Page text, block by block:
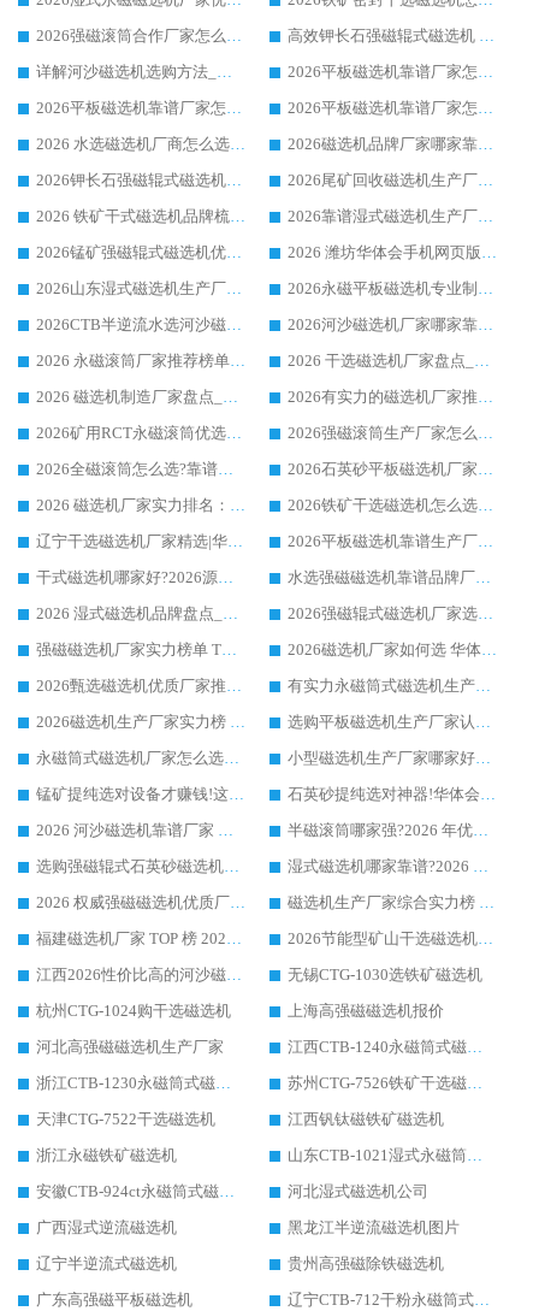
2026强磁滚筒合作厂家怎么选-华体会手机网页版-华体会(中国) 行业优质供应商参考指南
高效钾长石强磁辊式磁选机 华体会手机网页版-华体会(中国) 专业制造品质值得信赖
详解河沙磁选机选购方法_除铁器品牌及华体会手机网页版-华体会(中国) 企业解析
2026平板磁选机靠谱厂家怎么选？华体会手机网页版-华体会(中国) 凭硬实力甄选合作品牌
2026平板磁选机靠谱厂家怎么选？华体会手机网页版-华体会(中国) 凭硬实力甄选合作品牌
2026平板磁选机靠谱厂家怎么选？华体会手机网页版-华体会(中国) 凭硬实力甄选合作品牌
2026 水选磁选机厂商怎么选 潍坊华体会手机网页版-华体会(中国) 技术实力强
2026磁选机品牌厂家哪家靠谱?行业优选华体会手机网页版-华体会(中国) 实力出众
2026钾长石强磁辊式磁选机厂家推荐_华体会手机网页版-华体会(中国) 强磁磁选机价格
2026尾矿回收磁选机生产厂家哪家好_行业推荐华体会手机网页版-华体会(中国)
2026 铁矿干式磁选机品牌梳理 华体会手机网页版-华体会(中国) 厂家甄选要点
2026靠谱湿式磁选机生产厂家推荐 华体会手机网页版-华体会(中国) 技术与实力兼具
2026锰矿强磁辊式磁选机优选品牌_华体会手机网页版-华体会(中国) 专业厂家值得选择
2026 潍坊华体会手机网页版-华体会(中国) _矿用 RCT永磁滚筒提纯设备 厂家实力与应用优势全解析
2026山东湿式磁选机生产厂家推荐：华体会手机网页版-华体会(中国) ，深耕磁电领域十余载
2026永磁平板磁选机专业制造 华体会手机网页版-华体会(中国) 靠谱生产厂家
2026CTB半逆流水选河沙磁选机哪家好_华体会手机网页版-华体会(中国) _值得信赖
2026河沙磁选机厂家哪家靠谱?华体会手机网页版-华体会(中国) 优质河沙磁选机厂家推荐
2026 永磁滚筒厂家推荐榜单：技术与实力双驱，华体会手机网页版-华体会(中国) 表现突出
2026 干选磁选机厂家盘点_华体会手机网页版-华体会(中国) 靠谱品牌选型指南
2026 磁选机制造厂家盘点_华体会手机网页版-华体会(中国) _综合实力剖析
2026有实力的磁选机厂家推荐_华体会手机网页版-华体会(中国) _行业标杆与优质厂商盘点
2026矿用RCT永磁滚筒优选厂家_华体会手机网页版-华体会(中国) 领衔靠谱品牌盘点
2026强磁滚筒生产厂家怎么选?行业口碑推荐华体会手机网页版-华体会(中国)
2026全磁滚筒怎么选?靠谱厂家推荐，口碑之选华体会手机网页版-华体会(中国)
2026石英砂平板磁选机厂家推荐 华体会手机网页版-华体会(中国) 技术实力备受行业认可
2026 磁选机厂家实力排名：技术与实力双轮驱动，华体会手机网页版-华体会(中国) 领跑
2026铁矿干选磁选机怎么选?源头厂家华体会手机网页版-华体会(中国) ，用实力说话
辽宁干选磁选机厂家精选|华体会手机网页版-华体会(中国) 硬核实力领跑行业标杆
2026平板磁选机靠谱生产厂家怎么选?行业标杆华体会手机网页版-华体会(中国) ，凭硬实力脱颖而出
干式磁选机哪家好?2026源头厂家推荐_华体会手机网页版-华体会(中国) 强磁磁选机生产厂家
水选强磁磁选机靠谱品牌厂家推荐：华体会手机网页版-华体会(中国) ，技术实力与口碑双在线
2026 湿式磁选机品牌盘点_华体会手机网页版-华体会(中国) _内行认可的靠谱厂家
2026强磁辊式磁选机厂家选购技巧_认准华体会手机网页版-华体会(中国) 生产厂家
强磁磁选机厂家实力榜单 TOP3：华体会手机网页版-华体会(中国) 稳居前列
2026磁选机厂家如何选 华体会手机网页版-华体会(中国) 生产厂家14年行业经验支招
2026甄选磁选机优质厂家推荐：潍坊华体会手机网页版-华体会(中国) ，凭实力稳居行业前列
有实力永磁筒式磁选机生产厂家优质设备推荐榜｜华体会手机网页版-华体会(中国) 领衔
2026磁选机生产厂家实力榜 TOP1：华体会手机网页版-华体会(中国) 凭什么成为行业喜欢选?
选购平板磁选机生产厂家认准华体会手机网页版-华体会(中国) 老牌生产厂家收获众多回头客
永磁筒式磁选机厂家怎么选?14 年老厂华体会手机网页版-华体会(中国) 凭实力出圈，这 5 大优势太圈粉
小型磁选机生产厂家哪家好?2026 年实测推荐，华体会手机网页版-华体会(中国) 十年口碑厂值得闭眼入
锰矿提纯选对设备才赚钱!这家临朐厂家的强磁辊磁选机凭啥成行业标杆?
石英砂提纯选对神器!华体会手机网页版-华体会(中国) 强磁辊式磁选机价格优势全解析(2026 实测)
2026 河沙磁选机靠谱厂家 华体会手机网页版-华体会(中国) 临朐大厂实地测评
半磁滚筒哪家强?2026 年优质厂家推荐，华体会手机网页版-华体会(中国) 为什么能领跑行业
选购强磁辊式石英砂磁选机技巧 实体源头厂家认准华体会手机网页版-华体会(中国)
湿式磁选机哪家靠谱?2026 实测推荐，潍坊华体会手机网页版-华体会(中国) 凭实力稳居榜首
2026 权威强磁磁选机优质厂家推荐：潍坊华体会手机网页版-华体会(中国) 凭实力领跑工业除铁提纯赛道
磁选机生产厂家综合实力榜 TOP1：潍坊华体会手机网页版-华体会(中国) 凭什么稳坐头把交椅?
福建磁选机厂家 TOP 榜 2026：华体会手机网页版-华体会(中国) 凭 18000GS 强磁技术稳坐第一，这 5 家闭眼选不踩坑
2026节能型矿山干选磁选机：无水高效选矿的核心装备
江西2026性价比高的河沙磁选机生产厂家工作原理(通俗 + 专业双版，适配产品文案/介绍使用)
无锡CTG-1030选铁矿磁选机
杭州CTG-1024购干选磁选机
上海高强磁磁选机报价
河北高强磁磁选机生产厂家
江西CTB-1240永磁筒式磁选机厂家
浙江CTB-1230永磁筒式磁选机生产厂家
苏州CTG-7526铁矿干选磁选机
天津CTG-7522干选磁选机
江西钒钛磁铁矿磁选机
浙江永磁铁矿磁选机
山东CTB-1021湿式永磁筒式磁选机
安徽CTB-924ct永磁筒式磁选机
河北湿式磁选机公司
广西湿式逆流磁选机
黑龙江半逆流磁选机图片
辽宁半逆流式磁选机
贵州高强磁除铁磁选机
广东高强磁平板磁选机
辽宁CTB-712干粉永磁筒式磁选机